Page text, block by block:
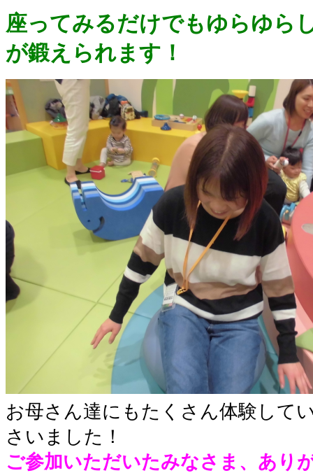
座ってみるだけでもゆらゆら
が鍛えられます！
お母さん達にもたくさん体験して
さいました！
ご参加いただいたみなさま、あり